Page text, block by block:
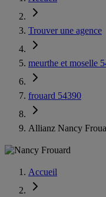
Trouver une agence
meurthe et moselle
frouard 54390
Allianz Nancy
Accueil